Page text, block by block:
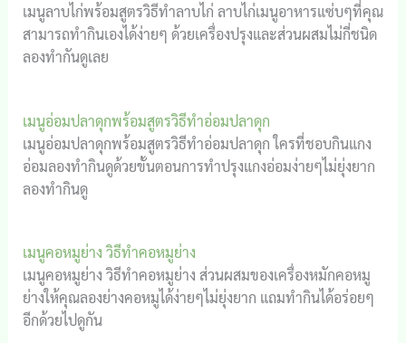
เมนูลาบไก่พร้อมสูตรวิธีทำลาบไก่ ลาบไก่เมนูอาหารแซ่บๆที่คุณ
สามารถทำกินเองได้ง่ายๆ ด้วยเครื่องปรุงและส่วนผสมไม่กี่ชนิด
ลองทำกันดูเลย
เมนูอ่อมปลาดุกพร้อมสูตรวิธีทำอ่อมปลาดุก
เมนูอ่อมปลาดุกพร้อมสูตรวิธีทำอ่อมปลาดุก ใครที่ชอบกินแกง
อ่อมลองทำกินดูด้วยขั้นตอนการทำปรุงแกงอ่อมง่ายๆไม่ยุ่งยาก
ลองทำกินดู
เมนูคอหมูย่าง วิธีทำคอหมูย่าง
เมนูคอหมูย่าง วิธีทำคอหมูย่าง ส่วนผสมของเครื่องหมักคอหมู
ย่างให้คุณลองย่างคอหมูได้ง่ายๆไม่ยุ่งยาก แถมทำกินได้อร่อยๆ
อีกด้วยไปดูกัน